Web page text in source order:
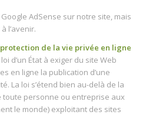
AdSense sur notre site, mais
l’avenir.
de la vie privée en ligne
d’un État à exiger du site Web
en ligne la publication d’une
La loi s’étend bien au-delà de la
toute personne ou entreprise aux
le monde) exploitant des sites